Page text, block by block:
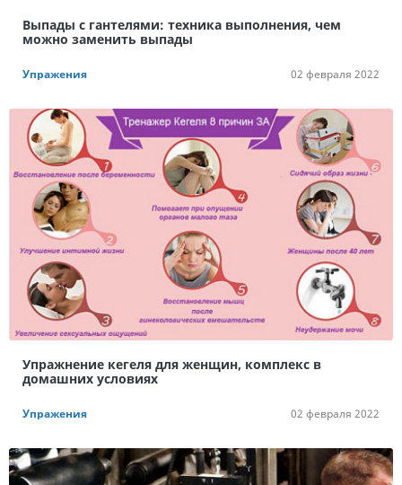
Выпады с гантелями: техника выполнения, чем
можно заменить выпады
Упражения 02 февраля 2022
Упражнение кегеля для женщин, комплекс в
домашних условиях
Упражения 02 февраля 2022